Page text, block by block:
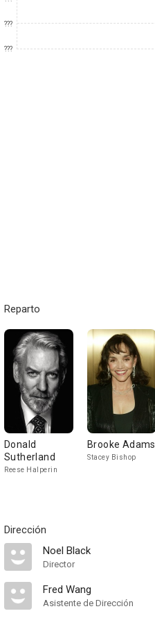
???
???
Reparto
Donald
Sutherland
Reese Halperin
Brooke Adams
Stacey Bishop
Dirección
Noel Black
Director
Fred Wang
Asistente de Dirección